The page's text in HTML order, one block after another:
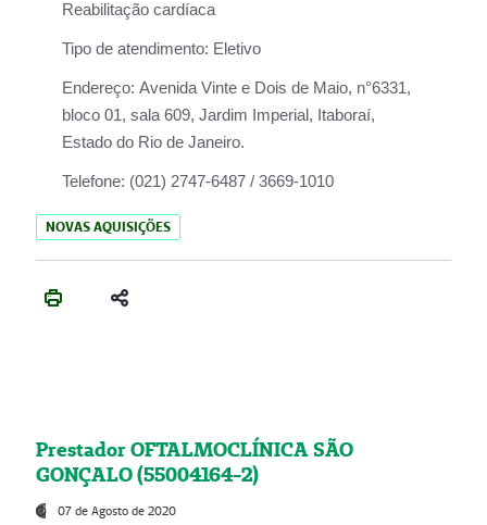
Reabilitação cardíaca
Tipo de atendimento: Eletivo
Endereço: Avenida Vinte e Dois de Maio, n°6331,
bloco 01, sala 609, Jardim Imperial, Itaboraí,
Estado do Rio de Janeiro.
Telefone: (021) 2747-6487 / 3669-1010
NOVAS AQUISIÇÕES
Prestador OFTALMOCLÍNICA SÃO
GONÇALO (55004164-2)
07 de Agosto de 2020